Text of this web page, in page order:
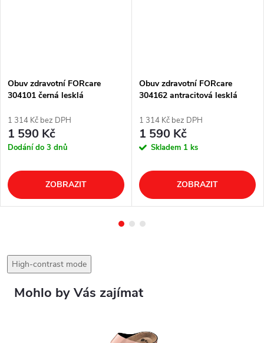
Obuv zdravotní FORcare
304101 černá lesklá
1 314 Kč bez DPH
1 590 Kč
Dodání do 3 dnů
ZOBRAZIT
Obuv zdravotní FORcare
304162 antracitová lesklá
1 314 Kč bez DPH
1 590 Kč
Skladem 1 ks
ZOBRAZIT
High-contrast mode
Mohlo by Vás zajímat